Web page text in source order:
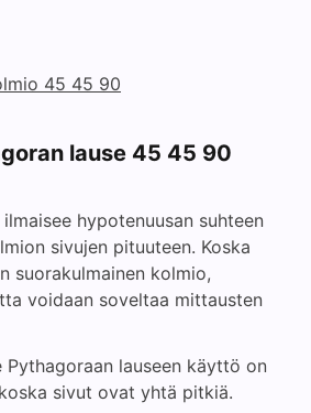
45 45 90
lause 45 45 90
hypotenuusan suhteen
sivujen pituuteen. Koska
suorakulmainen kolmio,
voidaan soveltaa mittausten
lauseen käyttö on
sivut ovat yhtä pitkiä.